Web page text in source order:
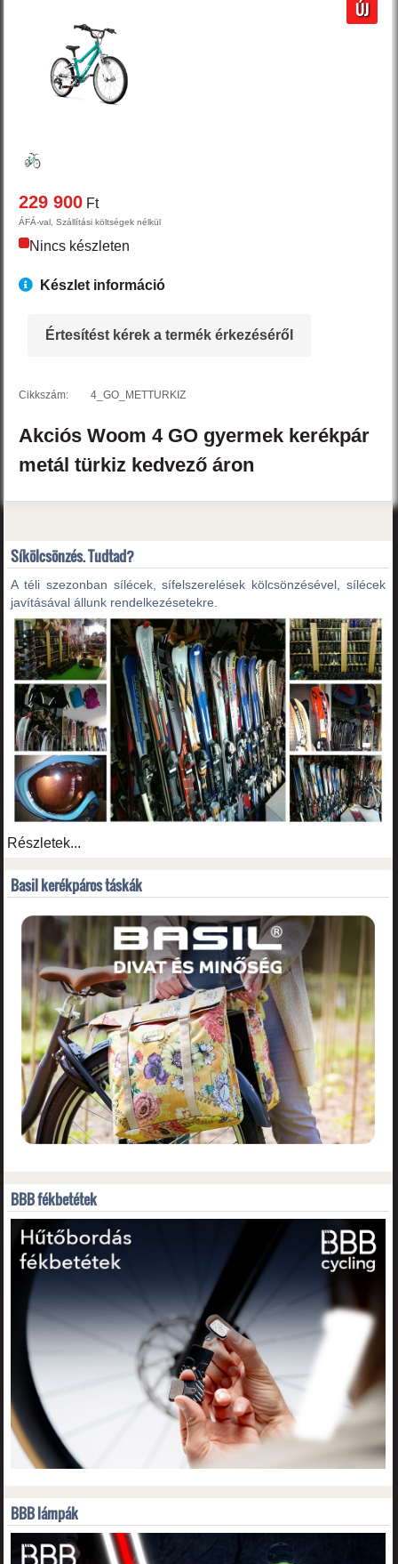
ÚJ
229 900 Ft
ÁFÁ-val, Szállítási költségek nélkül
Nincs készleten
Készlet információ
Értesítést kérek a termék érkezéséről
Cikkszám: 4_GO_METTURKIZ
AkciósWoom4 GO gyermek kerékpár
metál türkiz kedvező áron
Síkölcsönzés. Tudtad?
A téli szezonban sílécek, sífelszerelések kölcsönzésével, sílécek
javításával állunk rendelkezésetekre.
Részletek...
Basil kerékpáros táskák
BBB fékbetétek
BBB lámpák